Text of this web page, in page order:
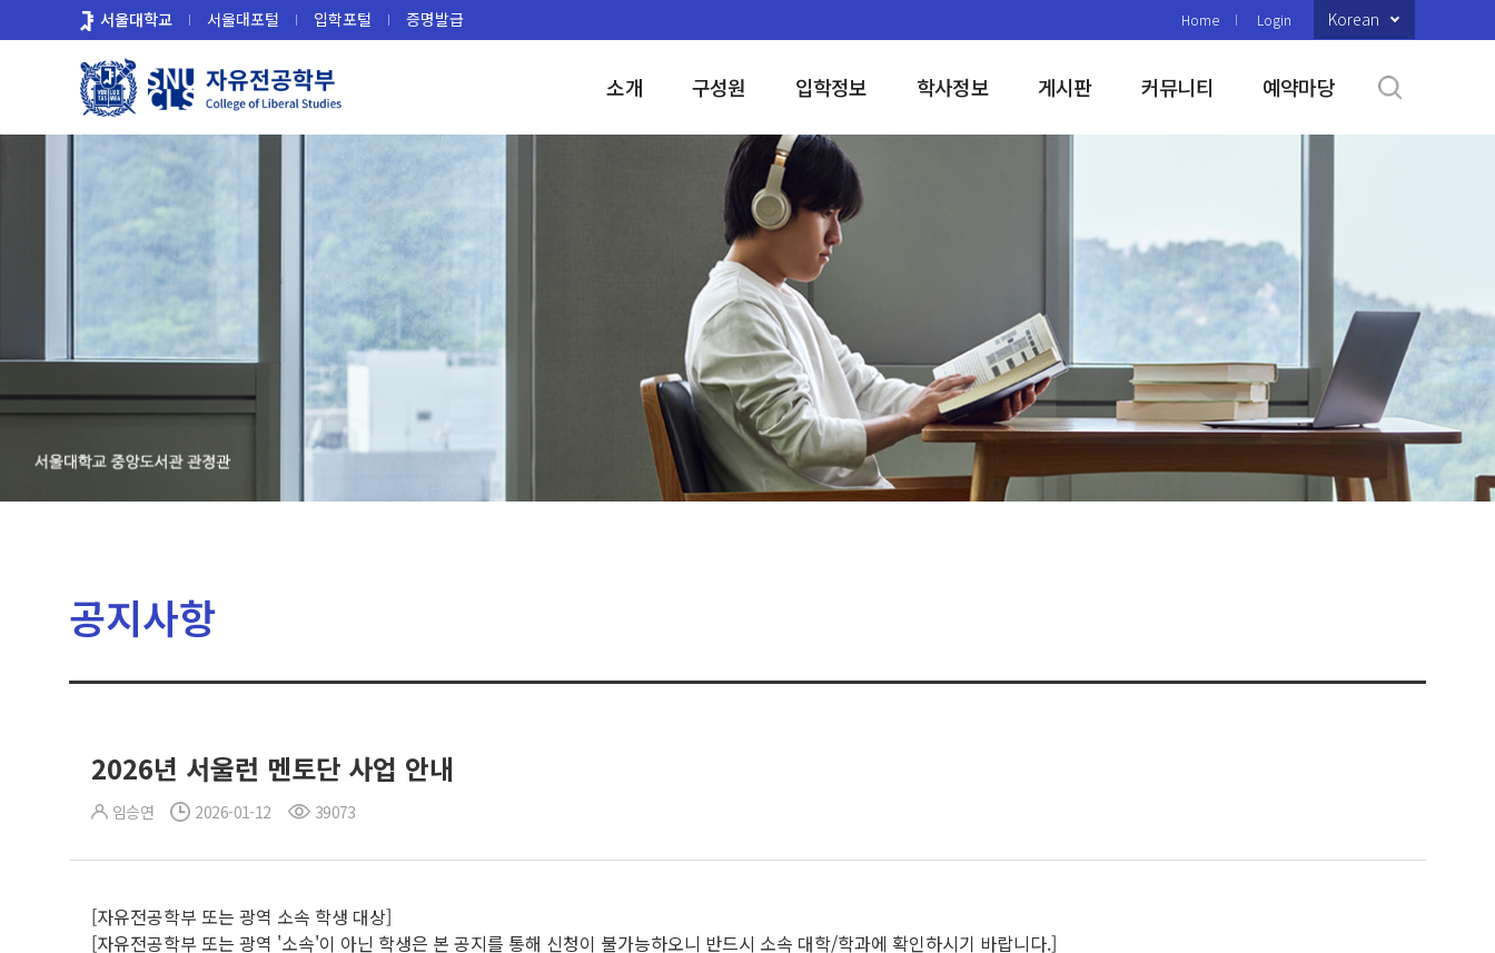
로
서울대학교 서울대포털 입학포털 증명발급 Home Login Korean
소개 구성원 입학정보 학사정보 게시판 커뮤니티 예약마당
공지사항
2026년 서울런 멘토단 사업 안내
임승연 2026-01-12 39073
[자유전공학부 또는 광역 소속 학생 대상]
[자유전공학부 또는 광역 '소속'이 아닌 학생은 본 공지를 통해 신청이 불가능하오니 반드시 소속 대학/학과에 확인하시기 바랍니다.]